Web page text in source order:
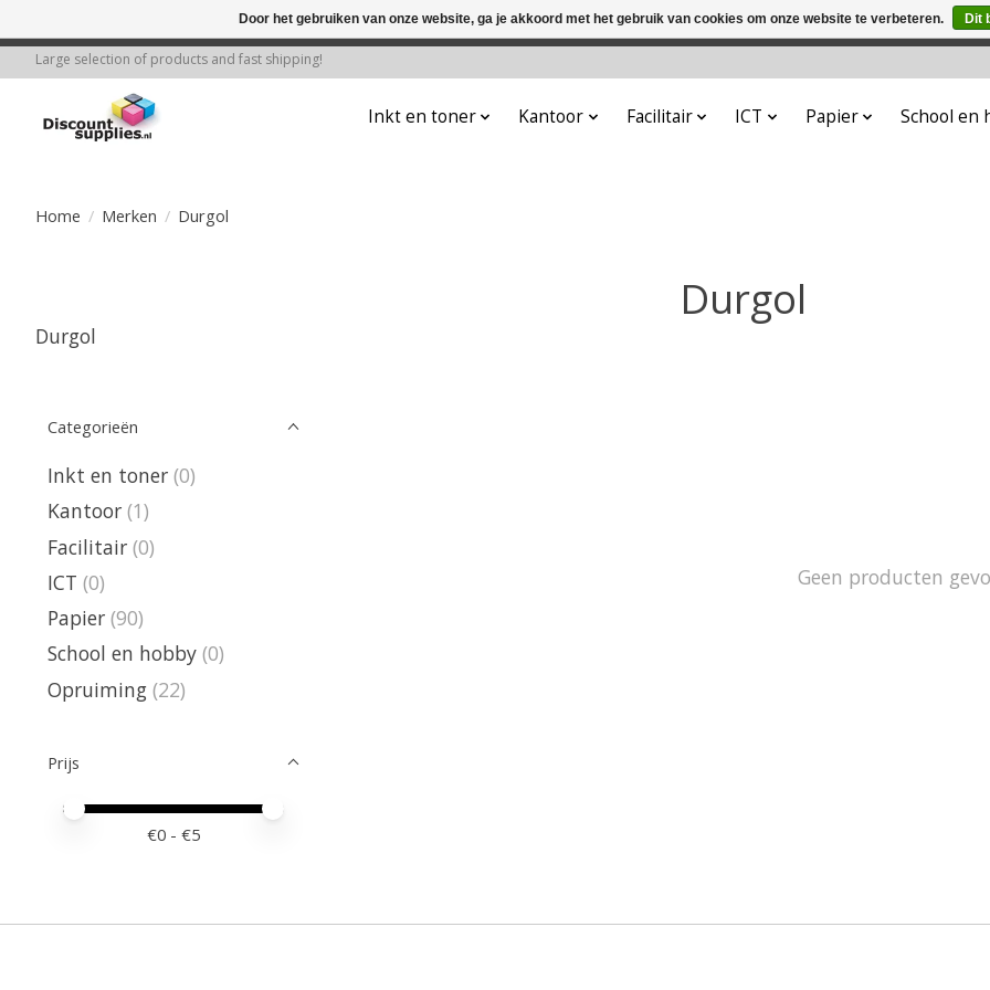
Large selection of products and fast shipping!
Inkt en toner Kantoor Facilitair ICT Papier School en
Home / Merken / Durgol
Durgol
Durgol
Categorieën
Inkt en toner (0)
Kantoor (1)
Facilitair (0)
ICT (0)
Papier (90)
School en hobby (0)
Opruiming (22)
Prijs
Minimale prijswaarde
Price maximum value
€0 - €5
Geen producten
Door het gebruiken van onze website, ga je akkoord met het gebruik van cookies om onze website te verbeteren. Dit
← Keer terug naar de backofficeDeze winkel is in aanbouw. Eventueel geplaatste orders zullen niet